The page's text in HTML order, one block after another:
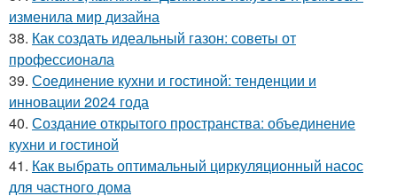
изменила мир дизайна
38. Как создать идеальный газон: советы от
профессионала
39. Соединение кухни и гостиной: тенденции и
инновации 2024 года
40. Создание открытого пространства: объединение
кухни и гостиной
41. Как выбрать оптимальный циркуляционный насос
для частного дома